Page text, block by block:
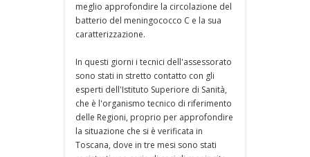
meglio approfondire la circolazione del
batterio del meningococco C e la sua
caratterizzazione.
In questi giorni i tecnici dell'assessorato
sono stati in stretto contatto con gli
esperti dell'Istituto Superiore di Sanità,
che è l'organismo tecnico di riferimento
delle Regioni, proprio per approfondire
la situazione che si è verificata in
Toscana, dove in tre mesi sono stati